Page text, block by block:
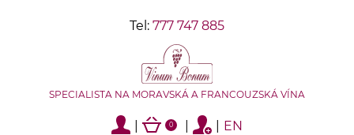
Tel: 777 747 885
SPECIALISTA NA MORAVSKÁ A FRANCOUZSKÁ VÍNA
0 EN